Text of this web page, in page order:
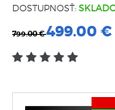
DOSTUPNOSŤ:
799.00 €499.00 €